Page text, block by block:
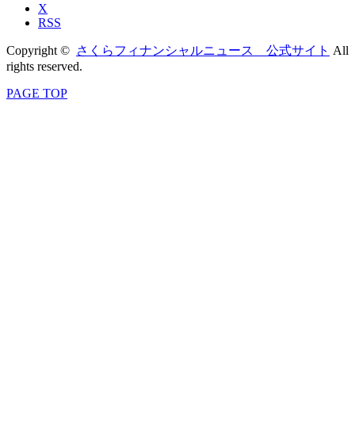
X
RSS
Copyright © さくらフィナンシャルニュース 公式サイト All
rights reserved.
PAGE TOP